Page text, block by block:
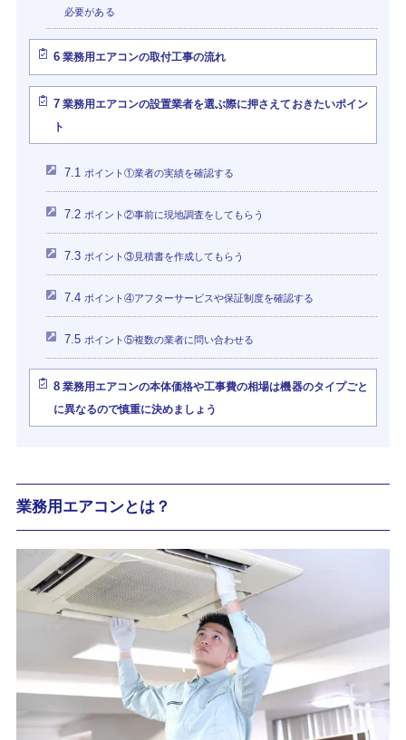
必要がある
6業務用エアコンの取付工事の流れ
7業務用エアコンの設置業者を選ぶ際に押さえておきたいポイン
ト
7.1 ポイント①業者の実績を確認する
7.2 ポイント②事前に現地調査をしてもらう
7.3 ポイント③見積書を作成してもらう
7.4 ポイント④アフターサービスや保証制度を確認する
7.5 ポイント⑤複数の業者に問い合わせる
8業務用エアコンの本体価格や工事費の相場は機器のタイプごと
に異なるので慎重に決めましょう
業務用エアコンとは？